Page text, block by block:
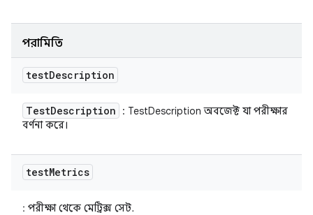
পরামিতি
testDescription
TestDescription
: TestDescription অবজেক্ট যা পরীক্ষার
বর্ণনা করে।
testMetrics
: পরীক্ষা থেকে মেট্রিক্স সেট.